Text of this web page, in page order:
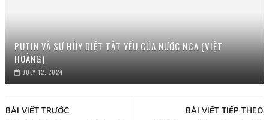
PUTIN VÀ SỰ HỦY DIỆT TẤT YẾU CỦA NƯỚC NGA (VIỆT
HOÀNG)
JULY 12, 2024
BÀI VIẾT TIẾP THEO
BÀI VIẾT TRƯỚC